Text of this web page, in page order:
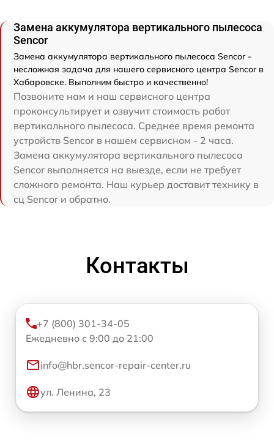
Замена аккумулятора вертикального пылесоса
Sencor
Замена аккумулятора вертикального пылесоса Sencor -
несложная задача для нашего сервисного центра Sencor в
Хабаровске. Выполним быстро и качественно!
Позвоните нам и наш сервисного центра
проконсультирует и озвучит стоимость работ
вертикального пылесоса. Среднее время ремонта
устройств Sencor в нашем сервисном - 2 часа.
Замена аккумулятора вертикального пылесоса
Sencor выполняется на выезде, если не требует
сложного ремонта. Наш курьер доставит технику в
сц Sencor и обратно.
Контакты
+7 (800) 301-34-05
Ежедневно с 9:00 до 21:00
info@hbr.sencor-repair-center.ru
ул. Ленина, 23